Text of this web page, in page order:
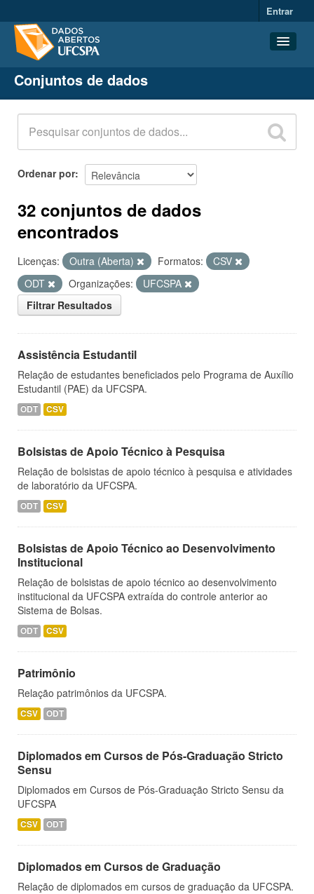
Entrar
Conjuntos de dados
Organizações
Grupos
Sobre
Conjuntos de dados
Ordenar por
32 conjuntos de dados
encontrados
Licenças: Outra (Aberta) Formatos:
CSV
ODT
Organizações:
UFCSPA
Filtrar Resultados
Assistência Estudantil
Relação de estudantes beneficiados pelo Programa de Auxílio
Estudantil (PAE) da UFCSPA.
ODT CSV
Bolsistas de Apoio Técnico à Pesquisa
Relação de bolsistas de apoio técnico à pesquisa e atividades
de laboratório da UFCSPA.
ODT CSV
Bolsistas de Apoio Técnico ao Desenvolvimento
Institucional
Relação de bolsistas de apoio técnico ao desenvolvimento
institucional da UFCSPA extraída do controle anterior ao
Sistema de Bolsas.
ODT CSV
Patrimônio
Relação patrimônios da UFCSPA.
CSV ODT
Diplomados em Cursos de Pós-Graduação Stricto
Sensu
Diplomados em Cursos de Pós-Graduação Stricto Sensu da
UFCSPA
CSV ODT
Diplomados em Cursos de Graduação
Relação de diplomados em cursos de graduação da UFCSPA.